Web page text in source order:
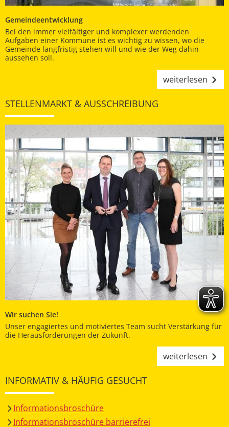
Gemeindeentwicklung
Bei den immer vielfältiger und komplexer werdenden
Aufgaben einer Kommune ist es wichtig zu wissen, wo die
Gemeinde langfristig stehen will und wie der Weg dahin
aussehen soll.
weiterlesen
STELLENMARKT & AUSSCHREIBUNG
Wir suchen Sie!
Unser engagiertes und motiviertes Team sucht Verstärkung für
die Herausforderungen der Zukunft.
weiterlesen
INFORMATIV & HÄUFIG GESUCHT
Informationsbroschüre
Informationsbroschüre barrierefrei